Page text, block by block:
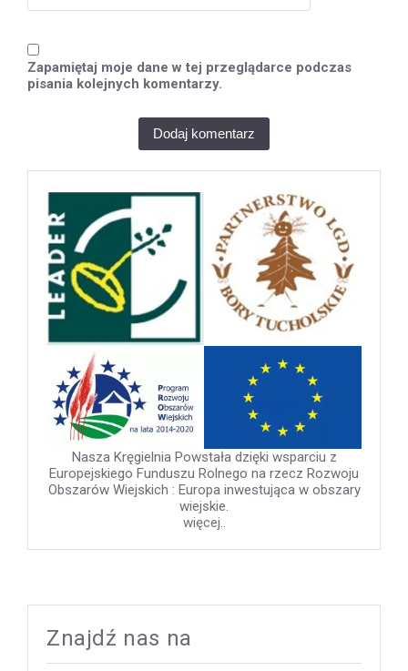
Zapamiętaj moje dane w tej przeglądarce podczas
pisania kolejnych komentarzy.
Nasza Kręgielnia Powstała dzięki wsparciu z
Europejskiego Funduszu Rolnego na rzecz Rozwoju
Obszarów Wiejskich : Europa inwestująca w obszary
wiejskie.
więcej..
Znajdź nas na